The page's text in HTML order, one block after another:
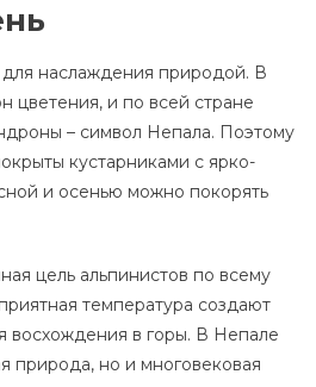
наслаждения природой. В
цветения, и по всей стране
– символ Непала. Поэтому
кустарниками с ярко-
и осенью можно покорять
цель альпинистов по всему
температура создают
восхождения в горы. В Непале
природа, но и многовековая